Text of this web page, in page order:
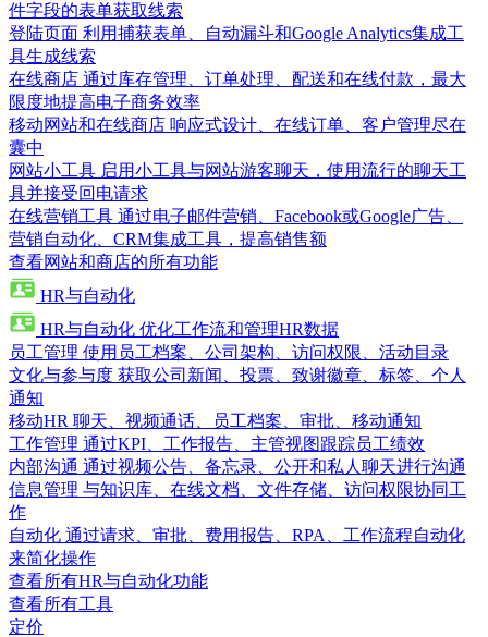
件字段的表单获取线索
登陆页面 利用捕获表单、自动漏斗和Google Analytics集成工
具生成线索
在线商店 通过库存管理、订单处理、配送和在线付款，最大
限度地提高电子商务效率
移动网站和在线商店 响应式设计、在线订单、客户管理尽在
囊中
网站小工具 启用小工具与网站游客聊天，使用流行的聊天工
具并接受回电请求
在线营销工具 通过电子邮件营销、Facebook或Google广告、
营销自动化、CRM集成工具，提高销售额
查看网站和商店的所有功能
HR与自动化
HR与自动化 优化工作流和管理HR数据
员工管理 使用员工档案、公司架构、访问权限、活动目录
文化与参与度 获取公司新闻、投票、致谢徽章、标签、个人
通知
移动HR 聊天、视频通话、员工档案、审批、移动通知
工作管理 通过KPI、工作报告、主管视图跟踪员工绩效
内部沟通 通过视频公告、备忘录、公开和私人聊天进行沟通
信息管理 与知识库、在线文档、文件存储、访问权限协同工
作
自动化 通过请求、审批、费用报告、RPA、工作流程自动化
来简化操作
查看所有HR与自动化功能
查看所有工具
定价